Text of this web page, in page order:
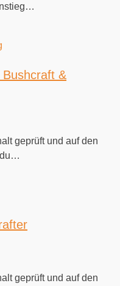
Bushcraft &
geprüft und auf den
du…
geprüft und auf den